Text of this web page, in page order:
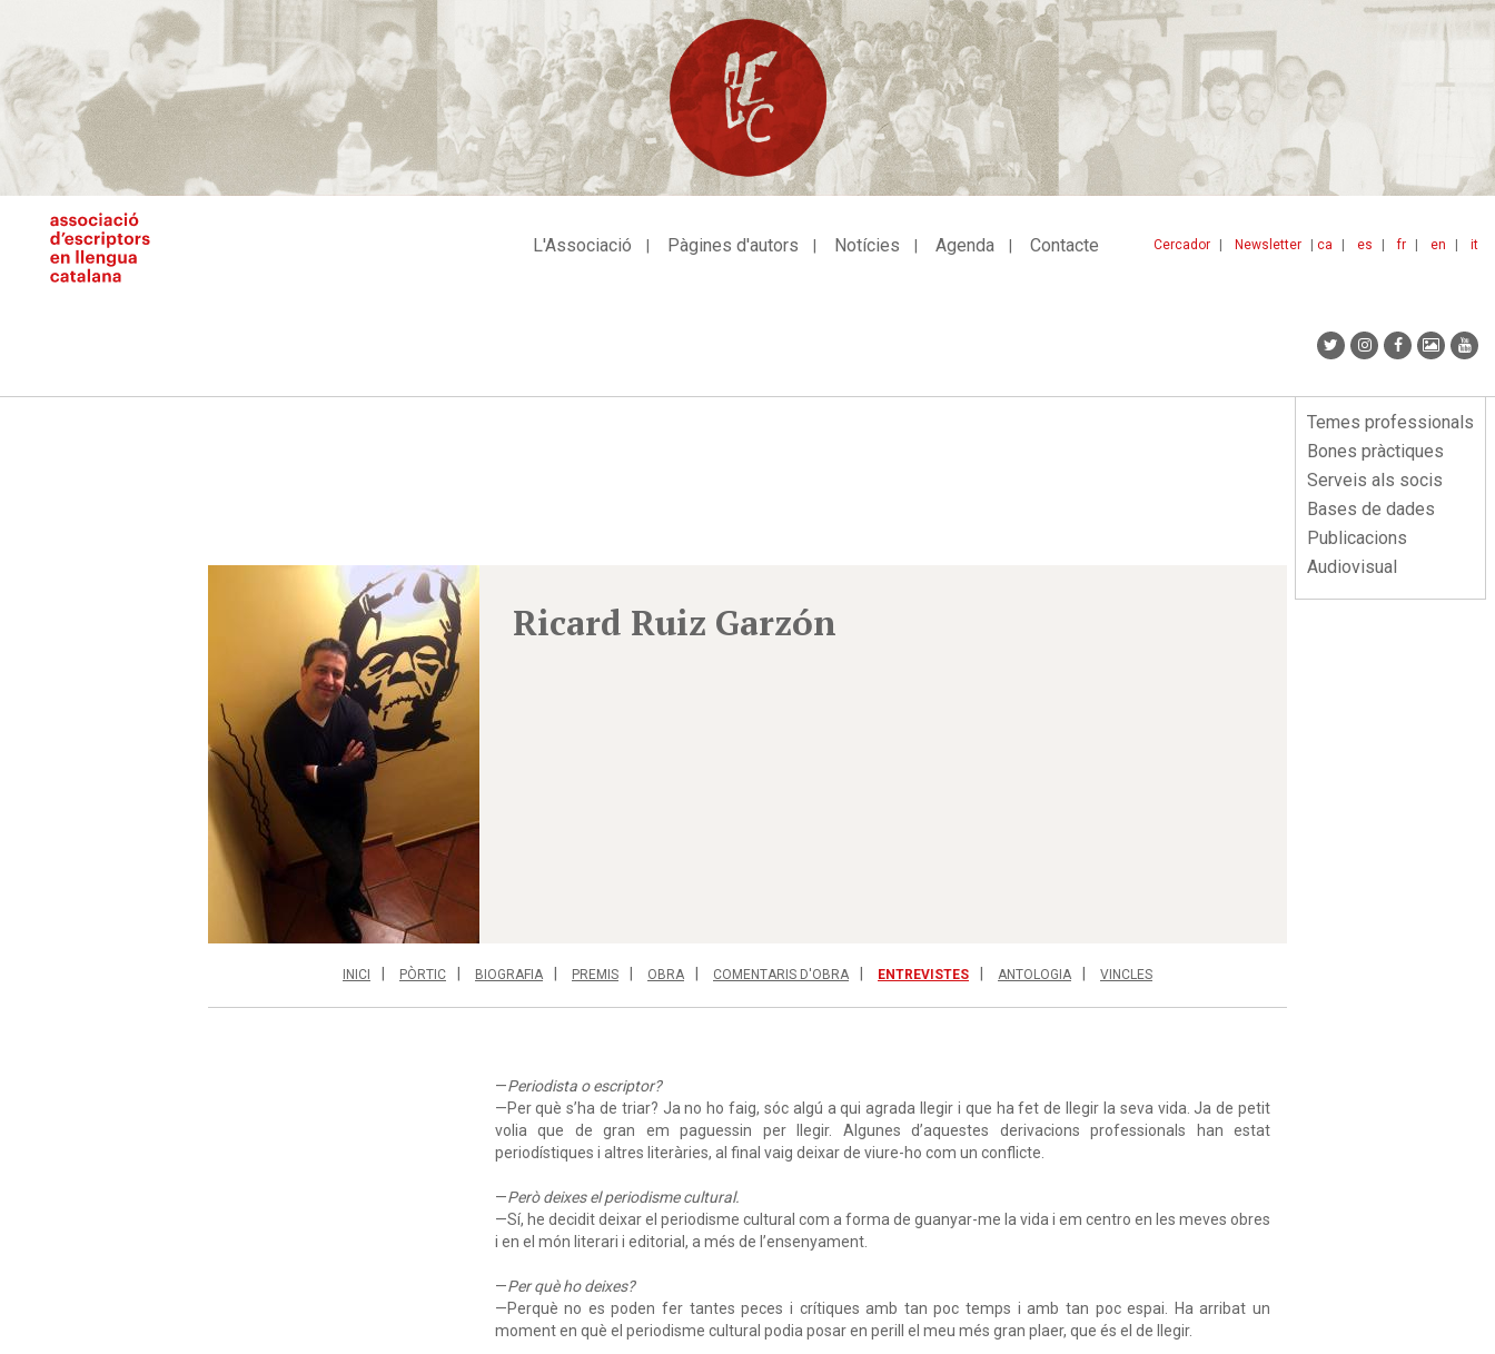
contingut
ca es fr en it
Cercador Newsletter
L'Associació Pàgines d'autors Notícies Agenda Contacte
Menu
lateral
Temes professionals
Bones pràctiques
Serveis als socis
Bases de dades
Publicacions
Audiovisual
Ricard Ruiz Garzón
INICI PÒRTIC BIOGRAFIA PREMIS OBRA COMENTARIS D'OBRA ENTREVISTES ANTOLOGIA VINCLES
—Periodista o escriptor?
—Per què s’ha de triar? Ja no ho faig, sóc algú a qui agrada llegir i que ha fet de llegir la seva vida. Ja de petit
volia que de gran em paguessin per llegir. Algunes d’aquestes derivacions professionals han estat
periodístiques i altres literàries, al final vaig deixar de viure-ho com un conflicte.
—Però deixes el periodisme cultural.
—Sí, he decidit deixar el periodisme cultural com a forma de guanyar-me la vida i em centro en les meves obres
i en el món literari i editorial, a més de l’ensenyament.
—Per què ho deixes?
—Perquè no es poden fer tantes peces i crítiques amb tan poc temps i amb tan poc espai. Ha arribat un
moment en què el periodisme cultural podia posar en perill el meu més gran plaer, que és el de llegir.